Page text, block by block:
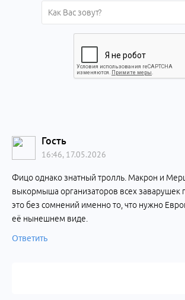
Гость
16:46, 17.05.2026
Фицо однако знатный тролль. Макрон и
выкормыша организаторов всех заварушек
это без сомнений именно то, что нужно
её нынешнем виде.
Ответить